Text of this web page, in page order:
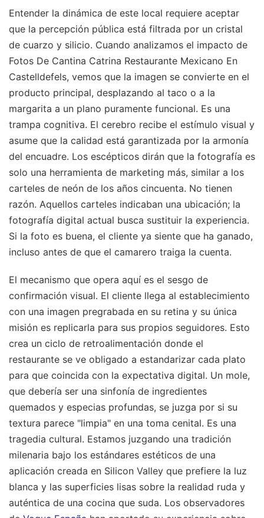
Entender la dinámica de este local requiere aceptar
que la percepción pública está filtrada por un cristal
de cuarzo y silicio. Cuando analizamos el impacto de
Fotos De Cantina Catrina Restaurante Mexicano En
Castelldefels, vemos que la imagen se convierte en el
producto principal, desplazando al taco o a la
margarita a un plano puramente funcional. Es una
trampa cognitiva. El cerebro recibe el estímulo visual y
asume que la calidad está garantizada por la armonía
del encuadre. Los escépticos dirán que la fotografía es
solo una herramienta de marketing más, similar a los
carteles de neón de los años cincuenta. No tienen
razón. Aquellos carteles indicaban una ubicación; la
fotografía digital actual busca sustituir la experiencia.
Si la foto es buena, el cliente ya siente que ha ganado,
incluso antes de que el camarero traiga la cuenta.
El mecanismo que opera aquí es el sesgo de
confirmación visual. El cliente llega al establecimiento
con una imagen pregrabada en su retina y su única
misión es replicarla para sus propios seguidores. Esto
crea un ciclo de retroalimentación donde el
restaurante se ve obligado a estandarizar cada plato
para que coincida con la expectativa digital. Un mole,
que debería ser una sinfonía de ingredientes
quemados y especias profundas, se juzga por si su
textura parece "limpia" en una toma cenital. Es una
tragedia cultural. Estamos juzgando una tradición
milenaria bajo los estándares estéticos de una
aplicación creada en Silicon Valley que prefiere la luz
blanca y las superficies lisas sobre la realidad ruda y
auténtica de una cocina que suda. Los observadores